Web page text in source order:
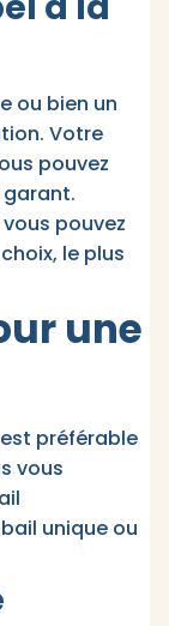
ou bien un
Votre
pouvez
pouvez
le plus
une
préférable
vous
unique ou